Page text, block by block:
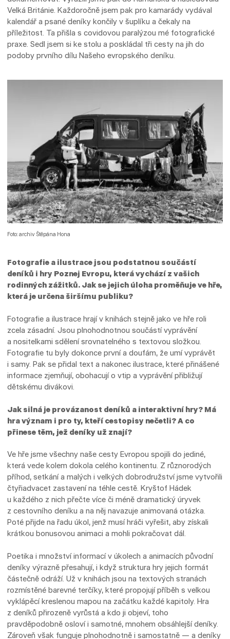
Velká Británie. Každoročně jsem pak pro kamarády vydával
kalendář a psané deníky končily v šuplíku a čekaly na
příležitost. Ta přišla s covidovou paralýzou mé fotografické
praxe. Sedl jsem si ke stolu a poskládal tři cesty na jih do
podoby prvního dílu Našeho evropského deníku.
Foto: archiv Štěpána Hona
Fotografie a ilustrace jsou podstatnou součástí
deníků i hry Poznej Evropu, která vychází z vašich
rodinných zážitků. Jak se jejich úloha proměňuje ve hře,
která je určena širšímu publiku?
Fotografie a ilustrace hrají v knihách stejně jako ve hře roli
zcela zásadní. Jsou plnohodnotnou součástí vyprávění
a nositelkami sdělení srovnatelného s textovou složkou.
Fotografie tu byly dokonce první a doufám, že umí vyprávět
i samy. Pak se přidal text a nakonec ilustrace, které přinášené
informace zjemňují, obohacují o vtip a vyprávění přibližují
dětskému divákovi.
Jak silná je provázanost deníků a interaktivní hry? Má
hra význam i pro ty, kteří cestopisy nečetli? A co
přinese těm, jež deníky už znají?
Ve hře jsme všechny naše cesty Evropou spojili do jediné,
která vede kolem dokola celého kontinentu. Z různorodých
příhod, setkání a malých i velkých dobrodružství jsme vytvořili
čtyřiadvacet zastavení na téhle cestě. Kryštof Hádek
u každého z nich přečte více či méně dramatický úryvek
z cestovního deníku a na něj navazuje animovaná otázka.
Poté přijde na řadu úkol, jenž musí hráči vyřešit, aby získali
krátkou bonusovou animaci a mohli pokračovat dál.
Poetika i množství informací v úkolech a animacích původní
deníky výrazně přesahují, i když struktura hry jejich formát
částečně odráží. Už v knihách jsou na textových stranách
rozmístěné barevné terčíky, které propojují příběh s velkou
vyklápěcí kreslenou mapou na začátku každé kapitoly. Hra
z deníků přirozeně vyrůstá a kdo ji objeví, toho
pravděpodobně osloví i samotné, mnohem obsáhlejší deníky.
Zároveň však funguje plnohodnotně i samostatně — a deníky